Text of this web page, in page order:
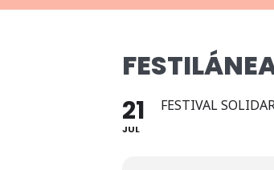
21
JUL
FESTIVAL